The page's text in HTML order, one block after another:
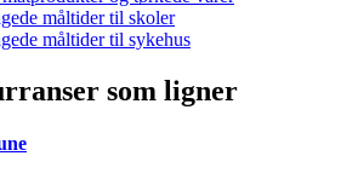
måltider til skoler
måltider til sykehus
som ligner